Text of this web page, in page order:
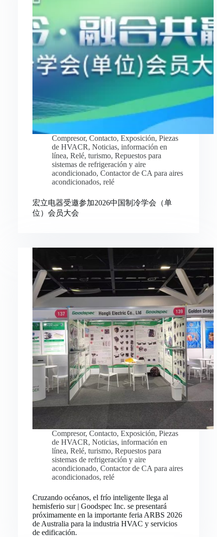
Compresor, Contacto, Exposición, Piezas
de HVACR, Noticias, información en
línea, Relé, turismo, Repuestos para
sistemas de refrigeración y aire
acondicionado, Contactor de CA para aires
acondicionados, relé
宏立电器受邀参加2026中国制冷学会（单
位）会员大会
Compresor, Contacto, Exposición, Piezas
de HVACR, Noticias, información en
línea, Relé, turismo, Repuestos para
sistemas de refrigeración y aire
acondicionado, Contactor de CA para aires
acondicionados, relé
Cruzando océanos, el frío inteligente llega al
hemisferio sur | Goodspec Inc. se presentará
próximamente en la importante feria ARBS 2026
de Australia para la industria HVAC y servicios
de edificación.